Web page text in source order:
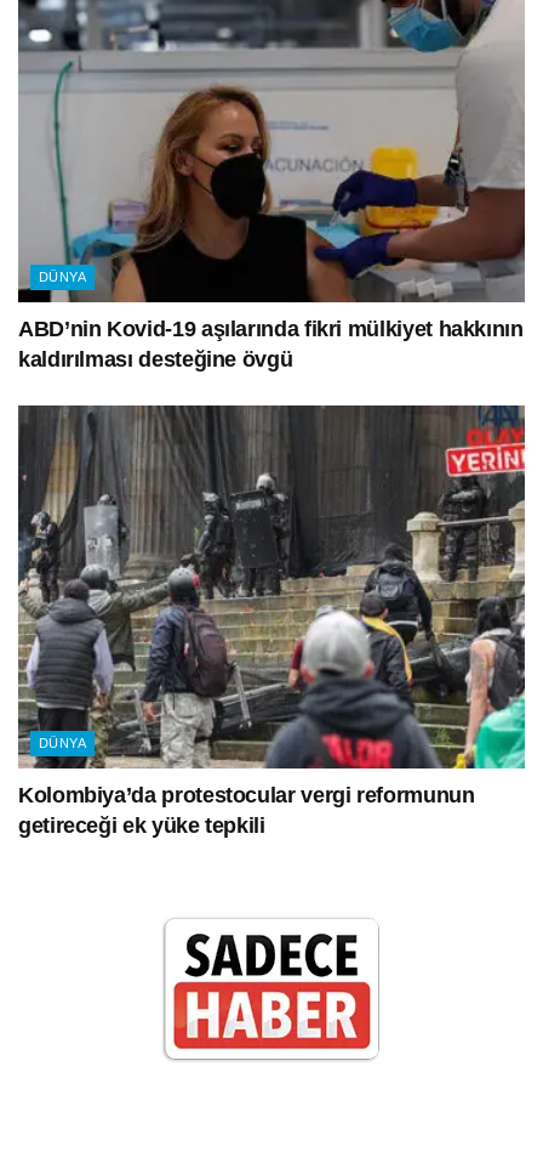
DÜNYA
ABD’nin Kovid-19 aşılarında fikri mülkiyet hakkının
kaldırılması desteğine övgü
DÜNYA
Kolombiya’da protestocular vergi reformunun
getireceği ek yüke tepkili